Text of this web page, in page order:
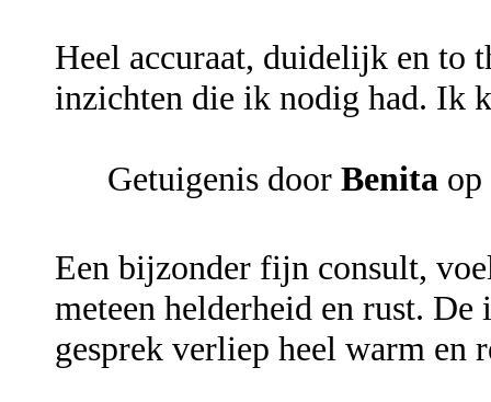
Heel accuraat, duidelijk en to
inzichten die ik nodig had. Ik
Getuigenis door Benita op
Een bijzonder fijn consult,
meteen helderheid en rust.
gesprek verliep heel warm en